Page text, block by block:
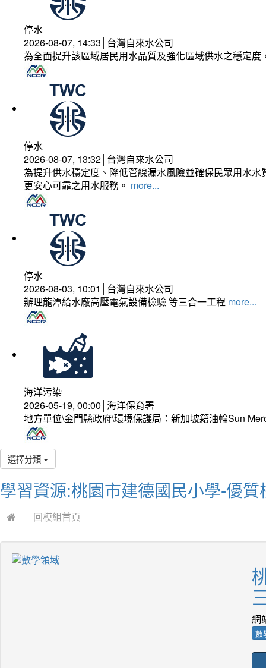
停水
2026-08-07, 14:33│台灣自來水公司
為全面提升該區域居民用水品質及強化區域供水之穩定
停水
2026-08-07, 13:32│台灣自來水公司
為提升供水穩定度、降低管線漏水風險並確保民眾用水
更安心可靠之用水服務。 more...
停水
2026-08-03, 10:01│台灣自來水公司
辦理龍潭給水廠高壓電氣設備檢驗 等三合一工程 more...
海洋污染
2026-05-19, 00:00│海洋保育署
地方單位\金門縣政府\環境保護局：新加坡籍油輪Sun
選擇分類
學習資源:桃園市建德國民小學-優質
回模組首頁
網
數